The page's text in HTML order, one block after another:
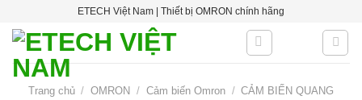
content
ETECH Việt Nam | Thiết bị OMRON chính hãng
Trang chủ / OMRON / Cảm biến Omron / CẢM BIẾN QUANG